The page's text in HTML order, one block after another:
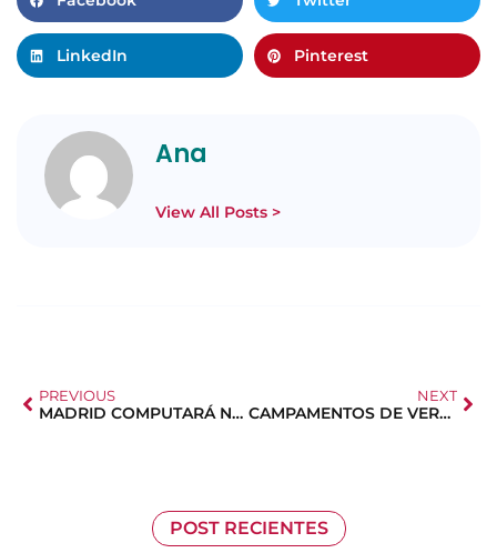
LinkedIn Pinterest
Ana
View All Posts >
PREVIOUS
MADRID COMPUTARÁ NO NACIDO EN FAMILIAS
NEXT
CAMPAMENTOS DE VERANO ZOO BONIFICADO
POST RECIENTES